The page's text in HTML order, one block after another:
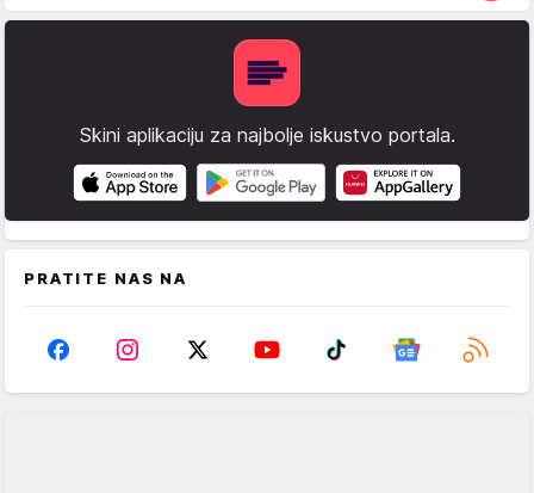
Skini aplikaciju za najbolje iskustvo portala.
PRATITE NAS NA